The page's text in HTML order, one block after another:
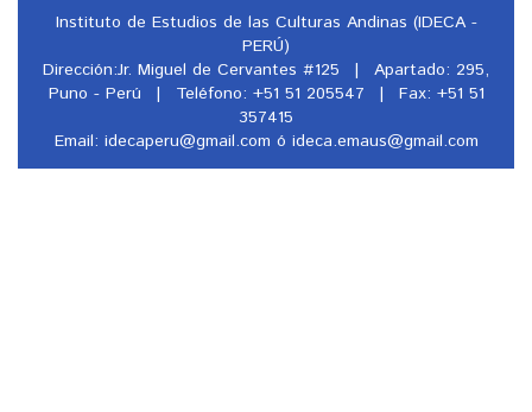
Instituto de Estudios de las Culturas Andinas (IDECA -
PERÚ)
Dirección:Jr. Miguel de Cervantes #125
|
Apartado: 295,
Puno - Perú
| Teléfono: +51 51 205547 |
Fax: +51 51
357415
Email: idecaperu@gmail.com ó ideca.emaus@gmail.com